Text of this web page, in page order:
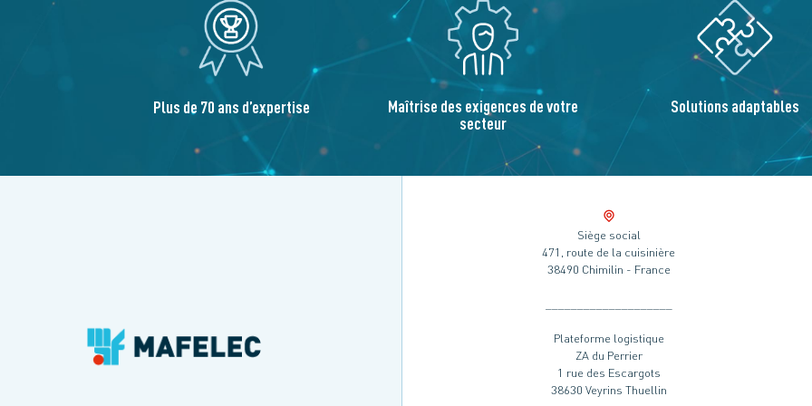
Plus de 70 ans d’expertise Maîtrise des exigences de votre
secteur
Solutions adaptables
Siège social
471, route de la cuisinière
38490 Chimilin - France
Plateforme logistique
ZA du Perrier
1 rue des Escargots
38630 Veyrins Thuellin